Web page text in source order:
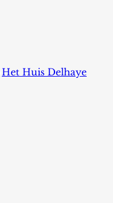
Het Huis Delhaye